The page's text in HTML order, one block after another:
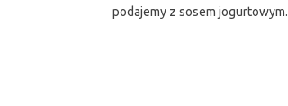
podajemy z sosem jogurtowym.